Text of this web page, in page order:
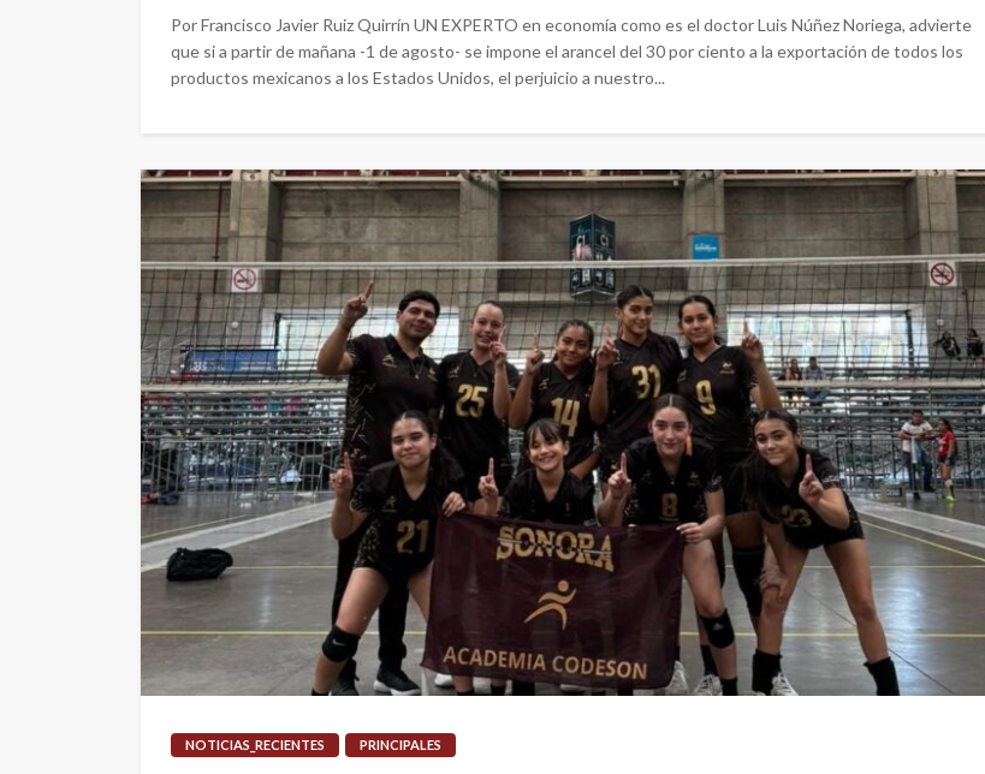
Por Francisco Javier Ruiz Quirrín UN EXPERTO en economía como es el doctor Luis Núñez Noriega, advierte
que si a partir de mañana -1 de agosto- se impone el arancel del 30 por ciento a la exportación de todos los
productos mexicanos a los Estados Unidos, el perjuicio a nuestro...
NOTICIAS_RECIENTES PRINCIPALES